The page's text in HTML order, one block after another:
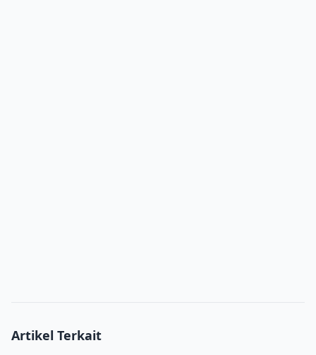
Artikel Terkait